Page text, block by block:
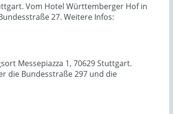
Vom Hotel Württemberger Hof in
27. Weitere Infos:
Messepiazza 1, 70629 Stuttgart.
die Bundesstraße 297 und die